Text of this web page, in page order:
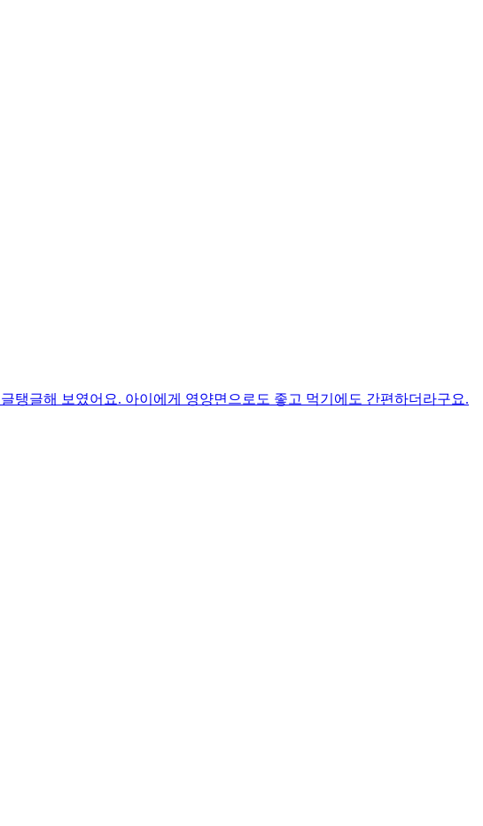
탱글해 보였어요. 아이에게 영양면으로도 좋고 먹기에도 간편하더라구요.